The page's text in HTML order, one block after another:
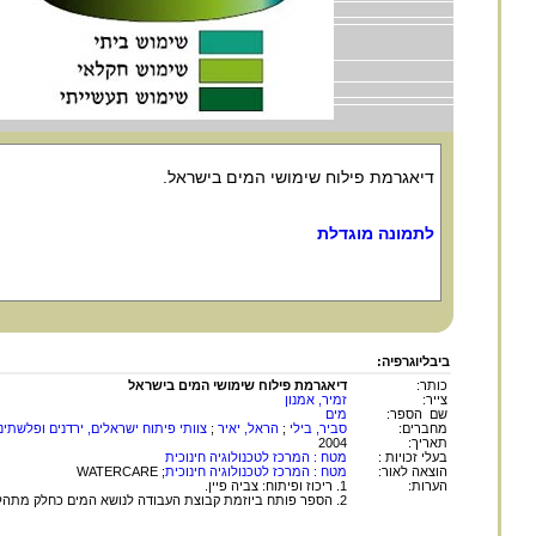
דיאגרמת פילוח שימושי המים בישראל.
לתמונה מוגדלת
ביבליוגרפיה:
כותר:
דיאגרמת פילוח שימושי המים בישראל
צייר:
זמיר, אמנון
שם הספר:
מים
מחברים:
סביר, בילי ; הראל, יאיר ; צוותי פיתוח ישראלים, ירדנים
תאריך:
2004
בעלי זכויות :
מטח : המרכז לטכנולוגיה חינוכית
הוצאה לאור:
מטח : המרכז לטכנולוגיה חינוכית; WATERCARE
הערות:
1. ריכוז ופיתוח: צביה פיין.
2. הספר פותח ביוזמת קבוצת העבודה לנושא המים כחלק מתהליך השלום הרב-צדדי במזרח התיכון תוך שיתוף פעולה וכתיבה של צוותים מישראל, מירדן ומהרשות הפלסטינית.